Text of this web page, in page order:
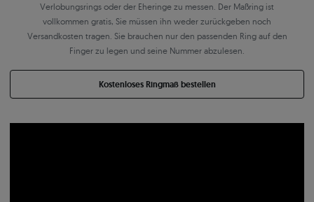
Verlobungsrings oder der Eheringe zu messen. Der Maßring ist
vollkommen gratis, Sie müssen ihn weder zurückgeben noch
Versandkosten tragen. Sie brauchen nur den passenden Ring auf den
Finger zu legen und seine Nummer abzulesen.
Kostenloses Ringmaß bestellen